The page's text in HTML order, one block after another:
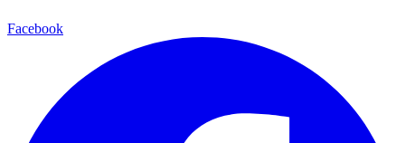
Facebook